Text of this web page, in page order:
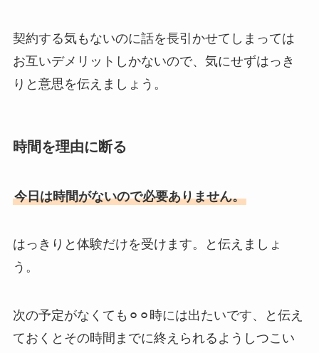
契約する気もないのに話を長引かせてしまっては
お互いデメリットしかないので、気にせずはっき
りと意思を伝えましょう。
時間を理由に断る
今日は時間がないので必要ありません。
はっきりと体験だけを受けます。と伝えましょ
う。
次の予定がなくても⚪︎⚪︎時には出たいです、と伝え
ておくとその時間までに終えられるようしつこい